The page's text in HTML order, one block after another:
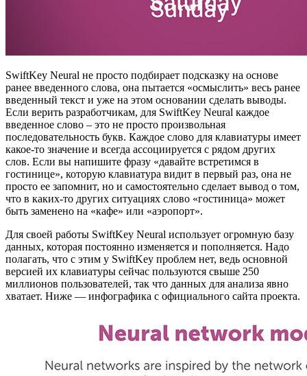
SwiftKey Neural не просто подбирает подсказку на основе
ранее введенного слова, она пытается «осмыслить» весь ранее
введенный текст и уже на этом основании сделать выводы.
Если верить разработчикам, для SwiftKey Neural каждое
введенное слово – это не просто произвольная
последовательность букв. Каждое слово для клавиатуры имеет
какое-то значение и всегда ассоциируется с рядом других
слов. Если вы напишите фразу «давайте встретимся в
гостинице», которую клавиатура видит в первый раз, она не
просто ее запомнит, но и самостоятельно сделает вывод о том,
что в каких-то других ситуациях слово «гостиница» может
быть заменено на «кафе» или «аэропорт».
Для своей работы SwiftKey Neural использует огромную базу
данных, которая постоянно изменяется и пополняется. Надо
полагать, что с этим у SwiftKey проблем нет, ведь основной
версией их клавиатуры сейчас пользуются свыше 250
миллионов пользователей, так что данных для анализа явно
хватает. Ниже — инфографика с официального сайта проекта.